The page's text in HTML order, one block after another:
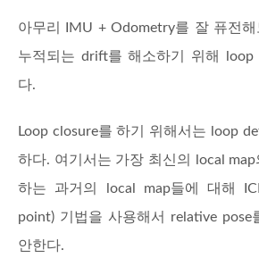
아무리 IMU + Odometry를 잘 퓨전
누적되는 drift를 해소하기 위해 loop
다.
Loop closure를 하기 위해서는 loop
하다. 여기서는 가장 최신의 local
하는 과거의 local map들에 대해
point) 기법을 사용해서 relative pose
안한다.